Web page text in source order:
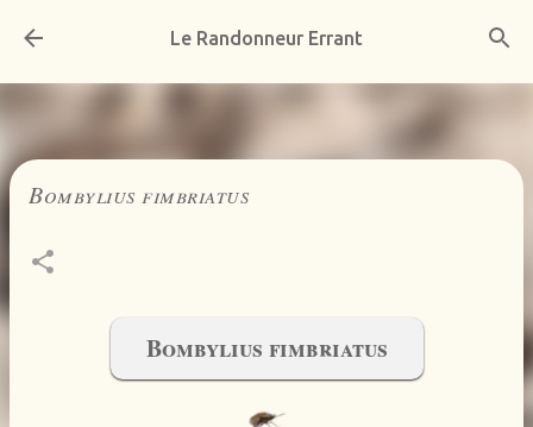
Accéder au contenu principal
Le Randonneur Errant
Bombylius fimbriatus
Bombylius fimbriatus